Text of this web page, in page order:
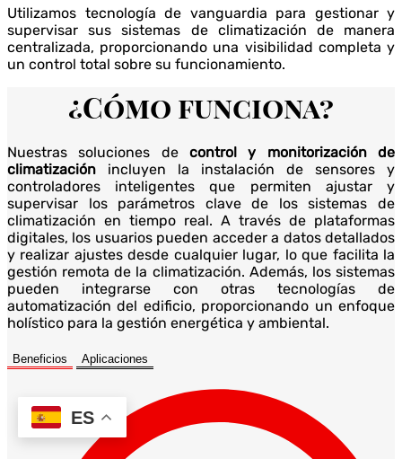
Utilizamos tecnología de vanguardia para gestionar y
supervisar sus sistemas de climatización de manera
centralizada, proporcionando una visibilidad completa y
un control total sobre su funcionamiento.
¿Cómo funciona?
Nuestras soluciones de control y monitorización de
climatización incluyen la instalación de sensores y
controladores inteligentes que permiten ajustar y
supervisar los parámetros clave de los sistemas de
climatización en tiempo real. A través de plataformas
digitales, los usuarios pueden acceder a datos detallados
y realizar ajustes desde cualquier lugar, lo que facilita la
gestión remota de la climatización. Además, los sistemas
pueden integrarse con otras tecnologías de
automatización del edificio, proporcionando un enfoque
holístico para la gestión energética y ambiental.
Beneficios Aplicaciones
ES